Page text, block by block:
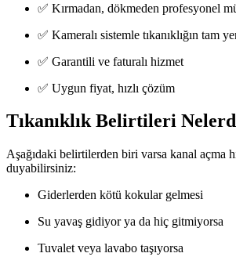
✅ Kırmadan, dökmeden profesyonel
✅ Kameralı sistemle tıkanıklığın tam
✅ Garantili ve faturalı hizmet
✅ Uygun fiyat, hızlı çözüm
Tıkanıklık Belirtileri
Aşağıdaki belirtilerden biri varsa kanal açma
duyabilirsiniz:
Giderlerden kötü kokular gelmesi
Su yavaş gidiyor ya da hiç gitmiyorsa
Tuvalet veya lavabo taşıyorsa